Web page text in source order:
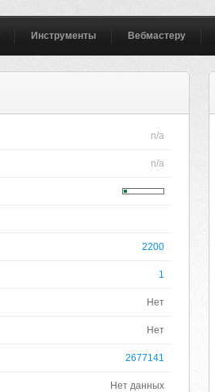
Инструменты Вебмастеру
n/a
n/a
2200
1
Нет
Нет
2677141
Нет данных